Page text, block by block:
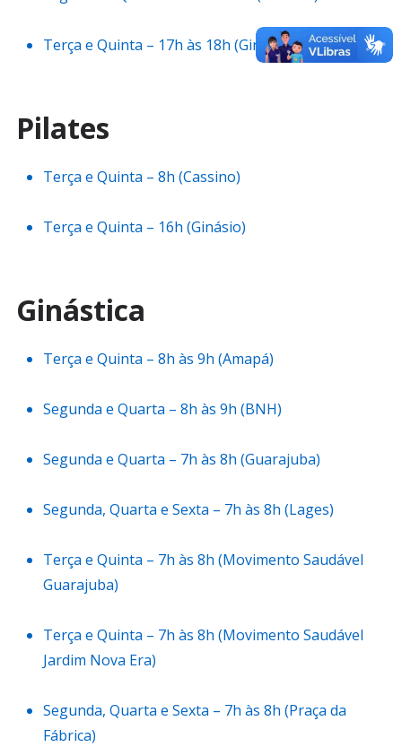
Terça e Quinta – 17h às 18h (Ginásio)
Pilates
Terça e Quinta – 8h (Cassino)
Terça e Quinta – 16h (Ginásio)
Ginástica
Terça e Quinta – 8h às 9h (Amapá)
Segunda e Quarta – 8h às 9h (BNH)
Segunda e Quarta – 7h às 8h (Guarajuba)
Segunda, Quarta e Sexta – 7h às 8h (Lages)
Terça e Quinta – 7h às 8h (Movimento Saudável
Guarajuba)
Terça e Quinta – 7h às 8h (Movimento Saudável
Jardim Nova Era)
Segunda, Quarta e Sexta – 7h às 8h (Praça da
Fábrica)